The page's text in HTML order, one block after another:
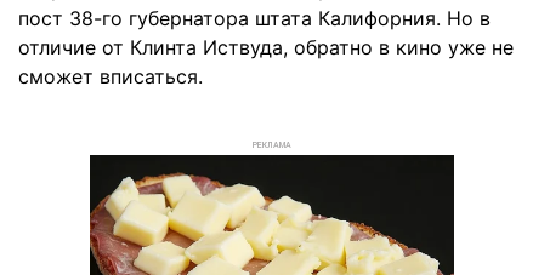
пост 38-го губернатора штата Калифорния. Но в
отличие от Клинта Иствуда, обратно в кино уже не
сможет вписаться.
РЕКЛАМА